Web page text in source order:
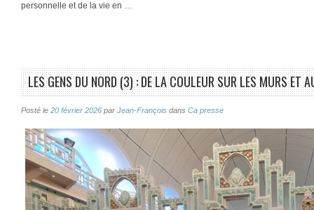
personnelle et de la vie en …
LES GENS DU NORD (3) : DE LA COULEUR SUR LES MURS ET
Posté le 20 février 2026 par Jean-François dans Ca presse